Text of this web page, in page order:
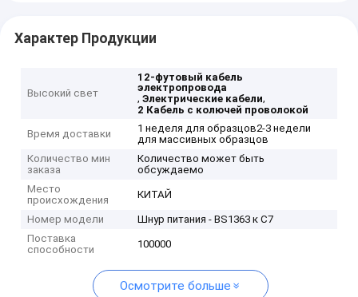
Характер Продукции
Высокий свет
12-футовый кабель
электропровода
,Электрические кабели,
2 Кабель с колючей проволокой
Время доставки
1 неделя для образцов2-3 недели
для массивных образцов
Количество мин
заказа
Количество может быть
обсуждаемо
Место
происхождения
КИТАЙ
Номер модели
Шнур питания - BS1363 к C7
Поставка
способности
100000
Осмотрите больше